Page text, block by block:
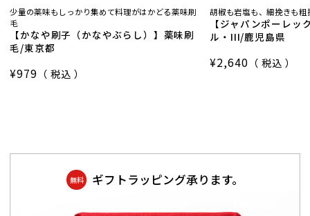
少量の薬味もしっかり集めて料理がはかどる薬味刷
毛
【かなや刷子（かなやぶらし）】薬味刷
毛/東京都
¥979 税込
胡椒も岩塩も、細挽きも
【ジャパンポーレッ
ル・III/鹿児島県
¥2,640 税込
無料 ギフトラッピング承ります。